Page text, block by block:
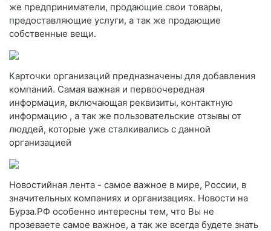
же предприниматели, продающие свои товары,
предоставляющие услуги, а так же продающие
собственные вещи.
Карточки организаций предназначены для добавления
компаний. Самая важная и первоочередная
информация, включающая реквизиты, контактную
информацию , а так же пользовательские отзывы от
люддей, которые уже сталкивались с данной
организацией
Новостийная лента - самое важное в мире, России, в
значительных компаниях и организациях. Новости на
Бурза.РФ особенно интересны тем, что Вы не
прозеваете самое важное, а так же всегда будете знать